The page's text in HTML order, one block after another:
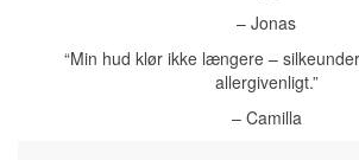
– Jonas
“Min hud klør ikke længere –
allergivenligt.”
– Camilla